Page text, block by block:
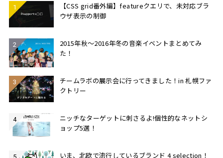
【CSS grid番外編】featureクエリで、未対応ブラ
ウザ表示の制御
2015年秋〜2016年冬の音楽イベントまとめてみ
た！
チームラボの展示会に行ってきました！in 札幌ファ
クトリー
ニッチなターゲットに刺さるよ!個性的なネットシ
ョップ5選！
いま、北欧で流行しているブランド 4 selection！